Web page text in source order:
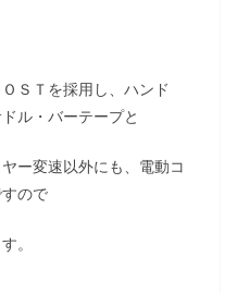
ＳＴを採用し、ハンド
ル・バーテープと
ー変速以外にも、電動コ
ので
。